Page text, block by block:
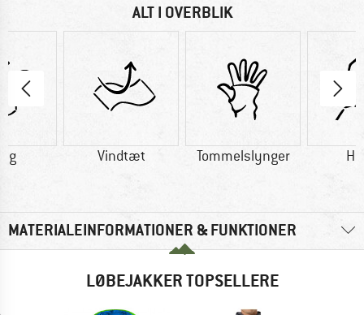
ALT I OVERBLIK
g Vindtæt Tommelslynger
MATERIALEINFORMATIONER & FUNKTIONER
LØBEJAKKER TOPSELLERE